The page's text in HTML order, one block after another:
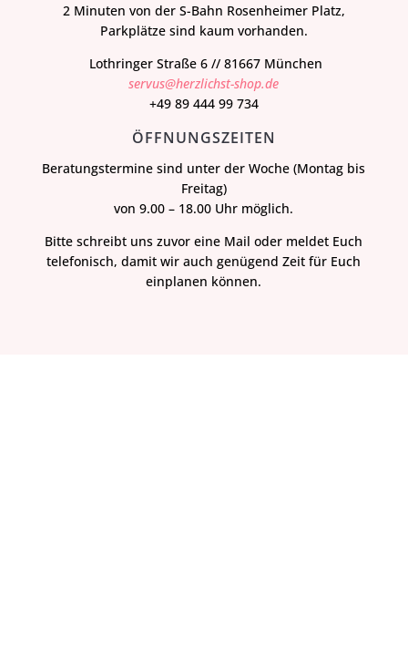
2 Minuten von der S-Bahn Rosenheimer Platz,
Parkplätze sind kaum vorhanden.
Lothringer Straße 6 // 81667 München
servus@herzlichst-shop.de
+49 89 444 99 734
ÖFFNUNGSZEITEN
Beratungstermine sind unter der Woche (Montag bis
Freitag)
von 9.00 – 18.00 Uhr möglich.
Bitte schreibt uns zuvor eine Mail oder meldet Euch
telefonisch, damit wir auch genügend Zeit für Euch
einplanen können.